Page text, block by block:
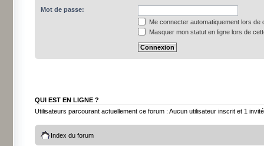
Mot de passe:
Me connecter automatiquement lors de
Masquer mon statut en ligne lors de
QUI EST EN LIGNE ?
Utilisateurs parcourant actuellement ce forum : Aucun utilisateur inscrit et 1 invité
Index du forum